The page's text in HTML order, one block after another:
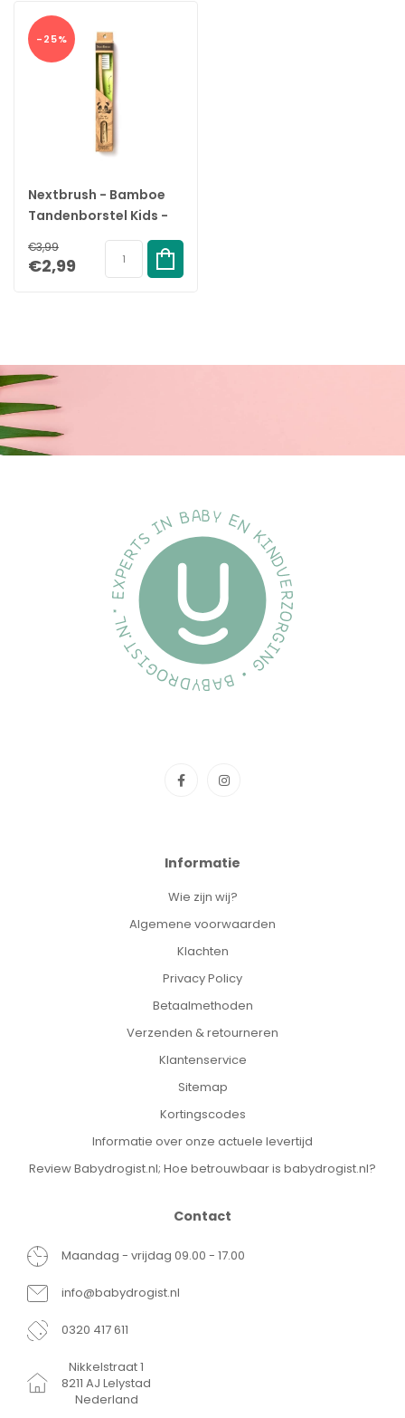
-25%
Nextbrush - Bamboe
Tandenborstel Kids -
€3,99
€2,99
Informatie
Wie zijn wij?
Algemene voorwaarden
Klachten
Privacy Policy
Betaalmethoden
Verzenden & retourneren
Klantenservice
Sitemap
Kortingscodes
Informatie over onze actuele levertijd
Review Babydrogist.nl; Hoe betrouwbaar is babydrogist.nl?
Contact
Maandag - vrijdag 09.00 - 17.00
info@babydrogist.nl
0320 417 611
Nikkelstraat 1
8211 AJ Lelystad
Nederland